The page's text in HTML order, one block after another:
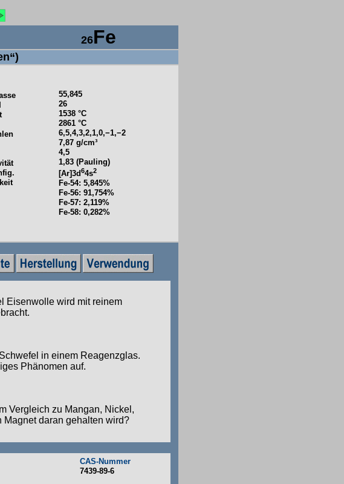
26Fe
55,845
26
1538 °C
2861 °C
6,5,4,3,2,1,0,−1,−2
7,87 g/cm³
4,5
1,83 (Pauling)
[Ar]3d64s2
Fe-54: 5,845%
Fe-56: 91,754%
Fe-57: 2,119%
Fe-58: 0,282%
Eisenwolle wird mit reinem
in einem Reagenzglas.
Phänomen auf.
Vergleich zu Mangan, Nickel,
Magnet daran gehalten wird?
CAS-Nummer
7439-89-6